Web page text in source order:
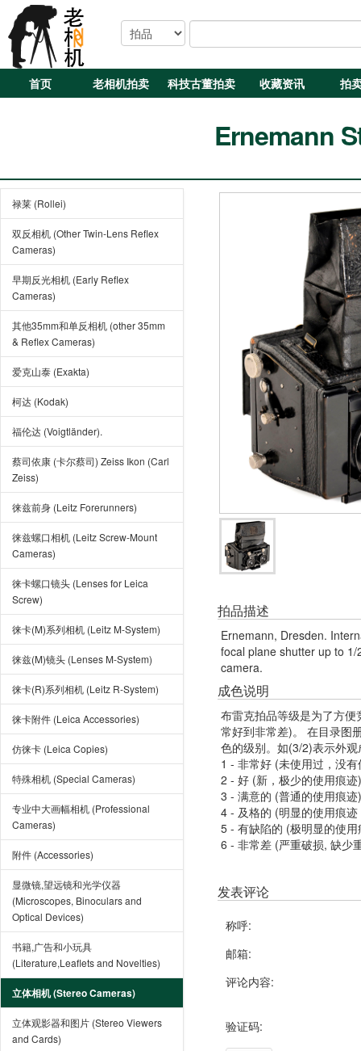
首页 老相机拍卖 科技古董拍卖 收藏资讯 拍
Ernemann
禄莱 (Rollei)
双反相机 (Other Twin-Lens Reflex
Cameras)
早期反光相机 (Early Reflex
Cameras)
其他35mm和单反相机 (other 35mm
& Reflex Cameras)
爱克山泰 (Exakta)
柯达 (Kodak)
福伦达 (Voigtländer).
蔡司依康 (卡尔蔡司) Zeiss Ikon (Carl
Zeiss)
徕兹前身 (Leitz Forerunners)
徕兹螺口相机 (Leitz Screw-Mount
Cameras)
徕卡螺口镜头 (Lenses for Leica
Screw)
徕卡(M)系列相机 (Leitz M-System)
徕兹(M)镜头 (Lenses M-System)
徕卡(R)系列相机 (Leitz R-System)
徕卡附件 (Leica Accessories)
仿徕卡 (Leica Copies)
特殊相机 (Special Cameras)
专业中大画幅相机 (Professional
Cameras)
附件 (Accessories)
显微镜,望远镜和光学仪器
(Microscopes, Binoculars and
Optical Devices)
书籍,广告和小玩具
(Literature,Leaflets and Novelties)
立体相机 (Stereo Cameras)
立体观影器和图片 (Stereo Viewers
and Cards)
拍品描述
Ernemann, Dresden.
focal plane shutter up to
camera.
成色说明
布雷克拍品等级是为了方
常好到非常差)。 在目录图
色的级别。如(3/2)表示外
1 - 非常好 (未使用过，没
2 - 好 (新，极少的使用痕迹)
3 - 满意的 (普通的使用痕迹)
4 - 及格的 (明显的使用痕
5 - 有缺陷的 (极明显的使
6 - 非常差 (严重破损, 缺少
发表评论
称呼:
邮箱:
评论内容:
验证码: